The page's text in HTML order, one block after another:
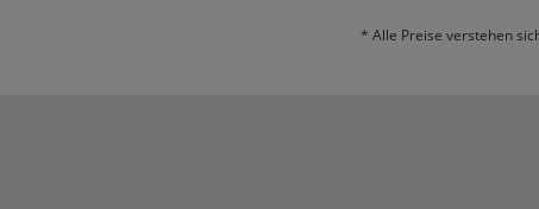
* Alle Preise verstehen